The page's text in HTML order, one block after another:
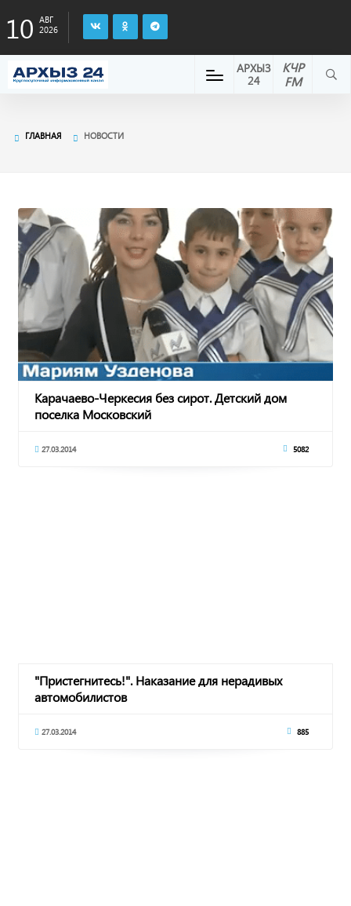
10
АВГ
2026
КЧР
FM
АРХЫЗ
24
ГЛАВНАЯ НОВОСТИ
Карачаево-Черкесия без сирот. Детский дом
поселка Московский
27.03.2014 5082
"Пристегнитесь!". Наказание для нерадивых
автомобилистов
27.03.2014 885